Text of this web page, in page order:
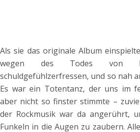
Als sie das originale Album
wegen des Todes von
schuldgefühlzerfressen, und so nah
Es war ein Totentanz, der uns im
aber nicht so finster stimmte –
der Rockmusik war da angerührt,
Funkeln in die Augen zu zaubern.